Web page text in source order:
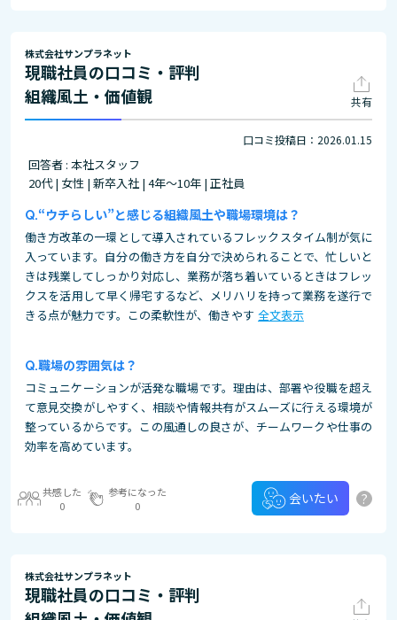
株式会社サンプラネット
現職社員の口コミ・評判
組織風土・価値観
共有
口コミ投稿日：2026.01.15
回答者 : 本社スタッフ
20代 | 女性 | 新卒入社 | 4年～10年 | 正社員
“ウチらしい”と感じる組織風土や職場環境は？
働き方改革の一環として導入されているフレックスタイム制が気に
入っています。自分の働き方を自分で決められることで、忙しいと
きは残業してしっかり対応し、業務が落ち着いているときはフレッ
クスを活用して早く帰宅するなど、メリハリを持って業務を遂行で
きる点が魅力です。この柔軟性が、働きやす 全文表示
職場の雰囲気は？
コミュニケーションが活発な職場です。理由は、部署や役職を超え
て意見交換がしやすく、相談や情報共有がスムーズに行える環境が
整っているからです。この風通しの良さが、チームワークや仕事の
効率を高めています。
共感した
0
参考になった
0
会いたい ?
株式会社サンプラネット
現職社員の口コミ・評判